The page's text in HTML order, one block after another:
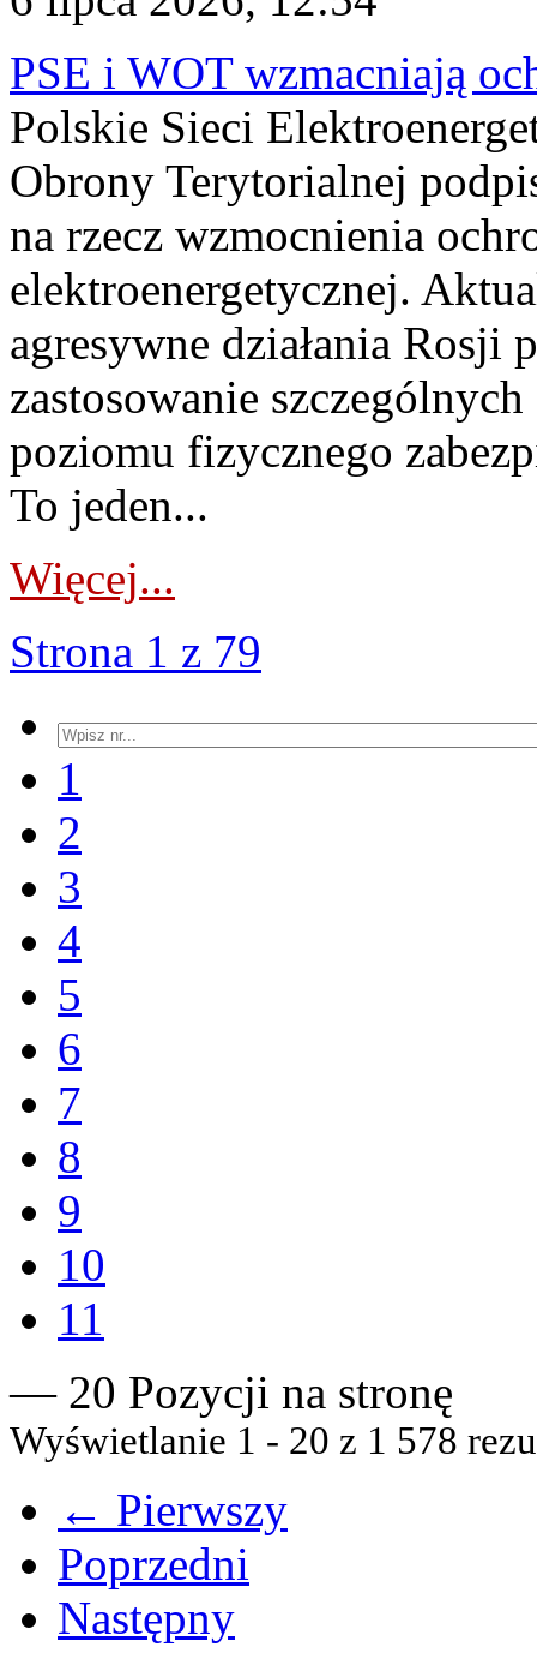
PSE i WOT wzmacniają
Polskie Sieci
Obrony Terytorialnej
na rzecz wzmocnienia
elektroenergetycznej.
agresywne działania Rosji
zastosowanie
poziomu fizycznego
To jeden...
Więcej...
Strona 1 z 79
1
2
3
4
5
6
7
8
9
10
11
— 20 Pozycji na stronę
Wyświetlanie 1 - 20 z 1 578
← Pierwszy
Poprzedni
Następny